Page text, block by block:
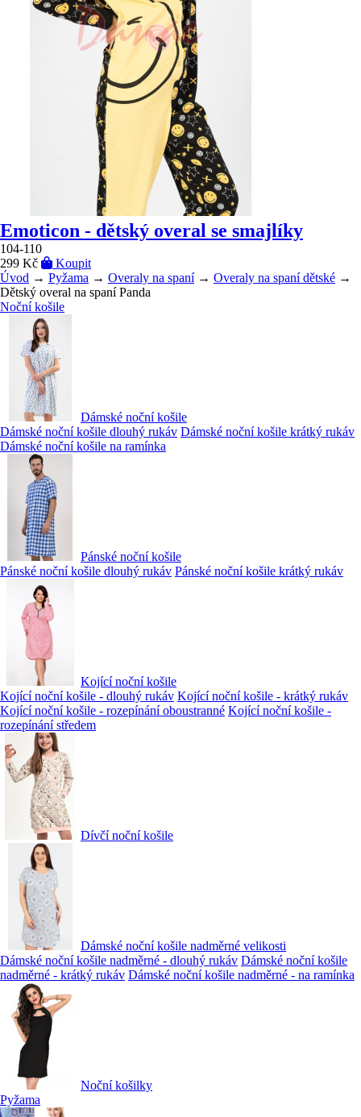
Emoticon - dětský overal se smajlíky
104-110
299 Kč
Koupit
Úvod → Pyžama → Overaly na spaní→ Overaly na spaní dětské →
Dětský overal na spaní Panda
Noční košile
Dámské noční košile
Dámské noční košile dlouhý rukáv Dámské noční košile krátký rukáv
Dámské noční košile na ramínka
Pánské noční košile
Pánské noční košile dlouhý rukáv Pánské noční košile krátký rukáv
Kojící noční košile
Kojící noční košile - dlouhý rukáv Kojící noční košile - krátký rukáv
Kojící noční košile - rozepínání oboustranné Kojící noční košile -
rozepínání středem
Dívčí noční košile
Dámské noční košile nadměrné velikosti
Dámské noční košile nadměrné - dlouhý rukáv Dámské noční košile
nadměrné - krátký rukáv Dámské noční košile nadměrné - na ramínka
Noční košilky
Pyžama